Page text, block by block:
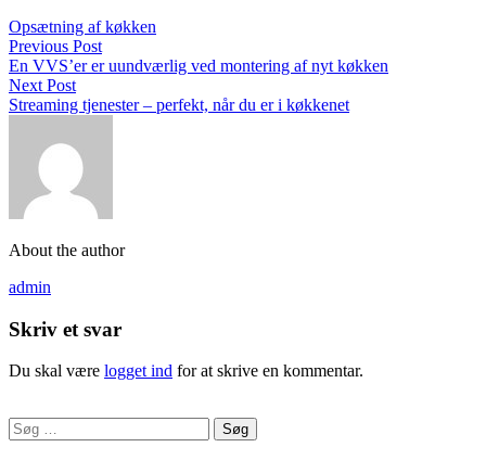
Opsætning af køkken
Previous Post
En VVS’er er uundværlig ved montering af nyt køkken
Next Post
Streaming tjenester – perfekt, når du er i køkkenet
About the author
admin
Skriv et svar
Du skal være logget ind for at skrive en kommentar.
Søg
efter: